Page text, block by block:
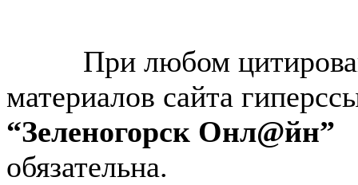
При любом
материалов сайта
“Зеленогорск Онл@йн”
обязательна.